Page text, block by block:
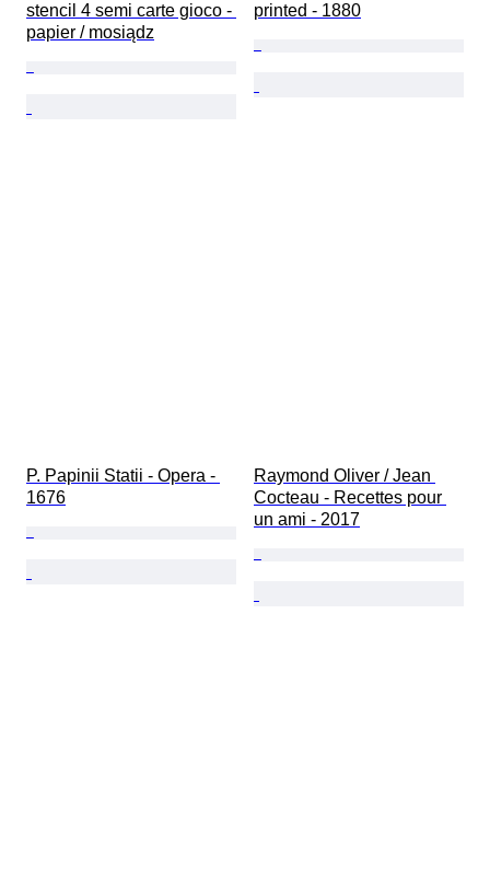
stencil 4 semi carte gioco -
papier / mosiądz
printed - 1880
P. Papinii Statii - Opera -
1676
Raymond Oliver / Jean
Cocteau - Recettes pour
un ami - 2017